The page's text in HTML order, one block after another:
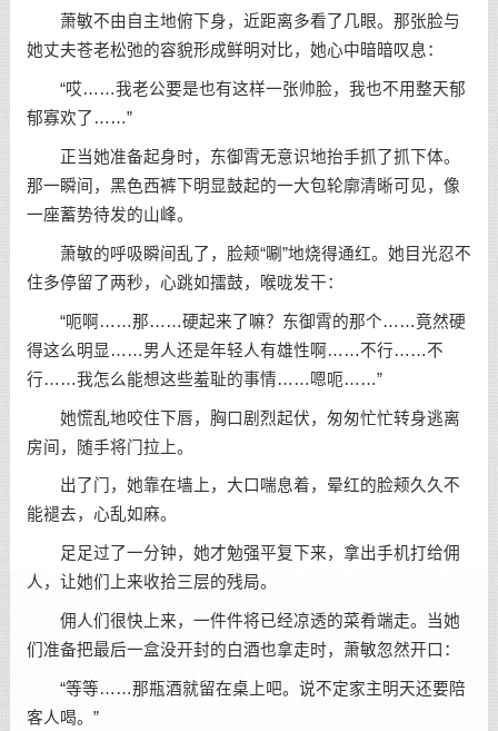
萧敏不由自主地俯下身，近距离多看了几眼。那张脸与
她丈夫苍老松弛的容貌形成鲜明对比，她心中暗暗叹息：
“哎……我老公要是也有这样一张帅脸，我也不用整天郁
郁寡欢了……”
正当她准备起身时，东御霄无意识地抬手抓了抓下体。
那一瞬间，黑色西裤下明显鼓起的一大包轮廓清晰可见，像
一座蓄势待发的山峰。
萧敏的呼吸瞬间乱了，脸颊“唰”地烧得通红。她目光忍不
住多停留了两秒，心跳如擂鼓，喉咙发干：
“呃啊……那……硬起来了嘛？东御霄的那个……竟然硬
得这么明显……男人还是年轻人有雄性啊……不行……不
行……我怎么能想这些羞耻的事情……嗯呃……”
她慌乱地咬住下唇，胸口剧烈起伏，匆匆忙忙转身逃离
房间，随手将门拉上。
出了门，她靠在墙上，大口喘息着，晕红的脸颊久久不
能褪去，心乱如麻。
足足过了一分钟，她才勉强平复下来，拿出手机打给佣
人，让她们上来收拾三层的残局。
佣人们很快上来，一件件将已经凉透的菜肴端走。当她
们准备把最后一盒没开封的白酒也拿走时，萧敏忽然开口：
“等等……那瓶酒就留在桌上吧。说不定家主明天还要陪
客人喝。”